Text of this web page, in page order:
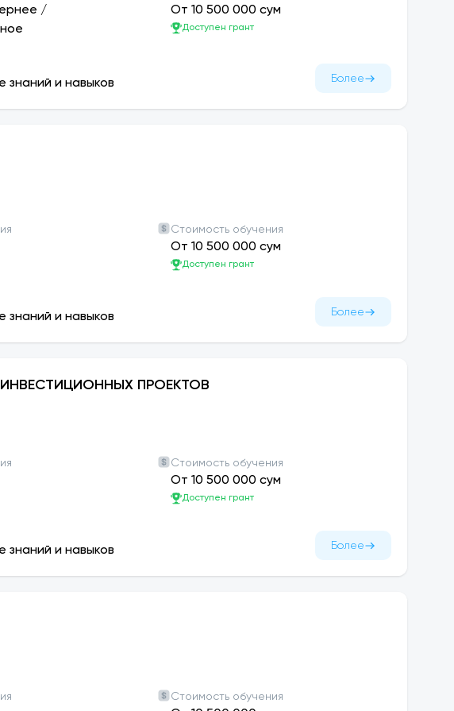
/
От 10 500 000 сум
Доступен грант
знаний и навыков Более
Стоимость обучения
От 10 500 000 сум
Доступен грант
знаний и навыков Более
ПРОЕКТОВ
Стоимость обучения
От 10 500 000 сум
Доступен грант
знаний и навыков Более
Стоимость обучения